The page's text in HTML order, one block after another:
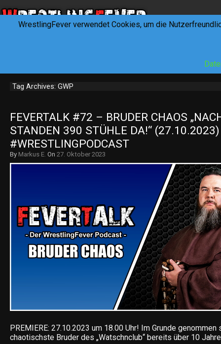
Tag Archives: GWP
FEVERTALK #72 – BRUDER CHAOS
STANDEN 390 STÜHLE DA!“ (27.10.2023)
#WRESTLINGPODCAST
By Markus E. On 27. Oktober 2023
PREMIERE: 27.10.2023 um 18.00 Uhr! Im Grunde
chaotischste Bruder des „Watschnclub“ bereits über 10
WrestlingFever verwendet Cookies, um die